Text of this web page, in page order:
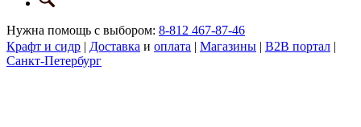
Нужна помощь с выбором: 8-812 467-87-46
Крафт и сидр | Доставка и оплата | Магазины | B2B портал |
Санкт-Петербург